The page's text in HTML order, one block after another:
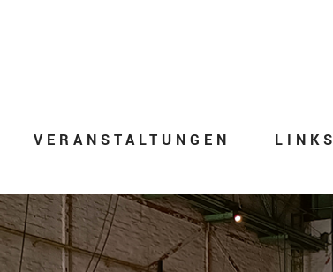
VERANSTALTUNGEN LINKS